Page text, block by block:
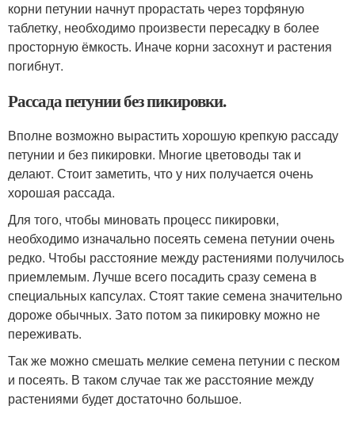
корни петунии начнут прорастать через торфяную
таблетку, необходимо произвести пересадку в более
просторную ёмкость. Иначе корни засохнут и растения
погибнут.
Рассада петунии без пикировки.
Вполне возможно вырастить хорошую крепкую рассаду
петунии и без пикировки. Многие цветоводы так и
делают. Стоит заметить, что у них получается очень
хорошая рассада.
Для того, чтобы миновать процесс пикировки,
необходимо изначально посеять семена петунии очень
редко. Чтобы расстояние между растениями получилось
приемлемым. Лучше всего посадить сразу семена в
специальных капсулах. Стоят такие семена значительно
дороже обычных. Зато потом за пикировку можно не
переживать.
Так же можно смешать мелкие семена петунии с песком
и посеять. В таком случае так же расстояние между
растениями будет достаточно большое.